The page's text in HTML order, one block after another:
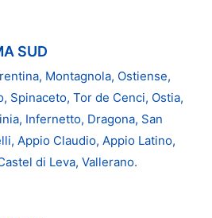
SUD
Montagnola, Ostiense,
Spinaceto, Tor de Cenci, Ostia,
Infernetto, Dragona, San
Appio Claudio, Appio Latino,
di Leva, Vallerano.